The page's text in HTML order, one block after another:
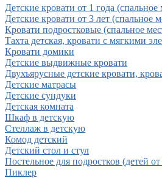
Детские кровати от 1 года
Детские кровати от 3 лет (спальное
Кровати подростковые (спальное
Тахта детская, кровати с мягкими
Кровати домики
Детские выдвижные кровати
Двухъярусные детские кровати,
Детские матрасы
Детские сундуки
Детская комната
Шкаф в детскую
Стеллаж в детскую
Комод детский
Детский стол и стул
Постельное для подростков (детей
Пиклер